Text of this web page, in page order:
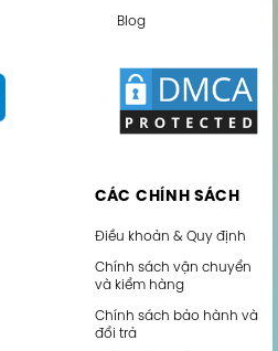
Blog
CÁC CHÍNH SÁCH
Điều khoản & Quy định
Chính sách vận chuyển
và kiểm hàng
Chính sách bảo hành và
đổi trả